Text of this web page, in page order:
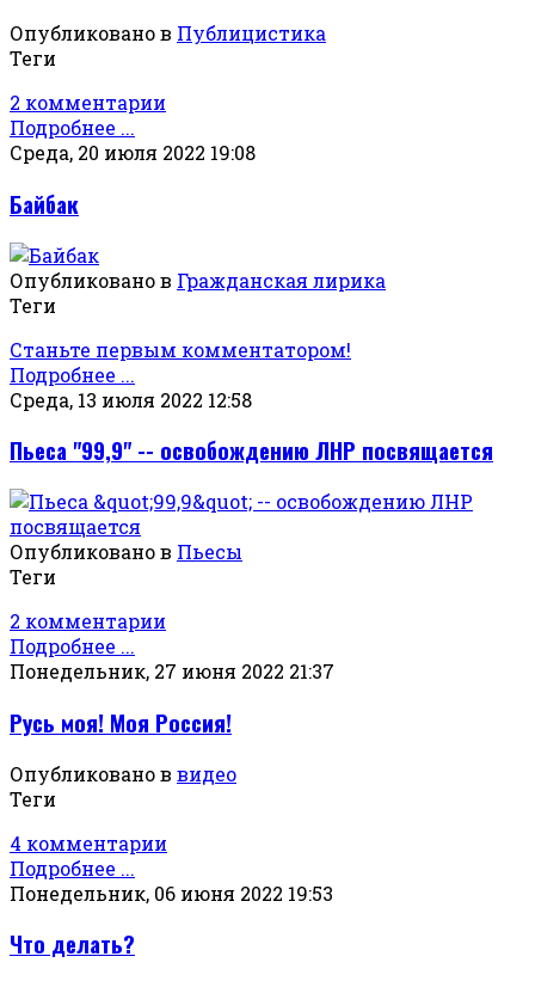
Опубликовано в Публицистика
Теги
2 комментарии
Подробнее ...
Среда, 20 июля 2022 19:08
Байбак
Опубликовано в Гражданская лирика
Теги
Станьте первым комментатором!
Подробнее ...
Среда, 13 июля 2022 12:58
Пьеса "99,9" -- освобождению ЛНР посвящается
Опубликовано в Пьесы
Теги
2 комментарии
Подробнее ...
Понедельник, 27 июня 2022 21:37
Русь моя! Моя Россия!
Опубликовано в видео
Теги
4 комментарии
Подробнее ...
Понедельник, 06 июня 2022 19:53
Что делать?